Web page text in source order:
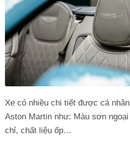
Xe có nhiều chi tiết được cá
Aston Martin như: Màu sơn
chỉ, chất liệu ốp…